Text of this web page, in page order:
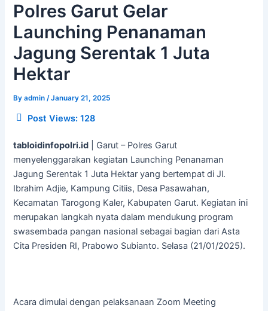
Polres Garut Gelar
Launching Penanaman
Jagung Serentak 1 Juta
Hektar
Byadmin/January 21, 2025
Post Views: 128
tabloidinfopolri.id | Garut – Polres Garut
menyelenggarakan kegiatan Launching Penanaman
Jagung Serentak 1 Juta Hektar yang bertempat di Jl.
Ibrahim Adjie, Kampung Citiis, Desa Pasawahan,
Kecamatan Tarogong Kaler, Kabupaten Garut. Kegiatan ini
merupakan langkah nyata dalam mendukung program
swasembada pangan nasional sebagai bagian dari Asta
Cita Presiden RI, Prabowo Subianto. Selasa (21/01/2025).
Acara dimulai dengan pelaksanaan Zoom Meeting